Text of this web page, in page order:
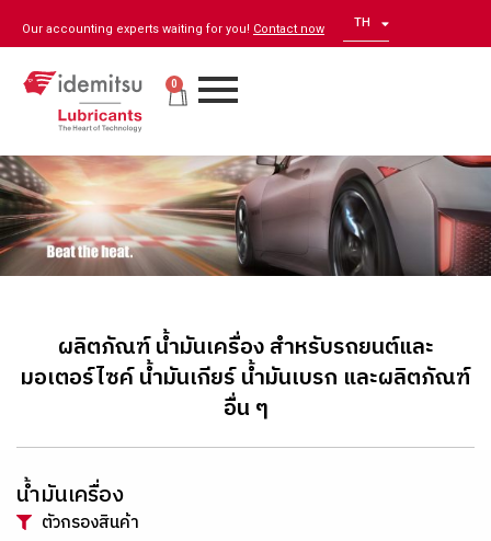
Our accounting experts waiting for you! Contact now TH
EN
0
ผลิตภัณฑ์ น้ำมันเครื่อง สำหรับรถยนต์และ
มอเตอร์ไซค์ น้ำมันเกียร์ น้ำมันเบรก และผลิตภัณฑ์
อื่น ๆ
น้ำมันเครื่อง
ตัวกรองสินค้า